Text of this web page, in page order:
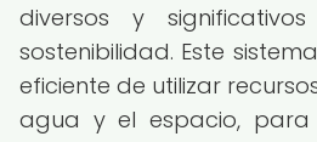
diversos y
sostenibilidad. Este
eficiente de utilizar
agua y el espacio,